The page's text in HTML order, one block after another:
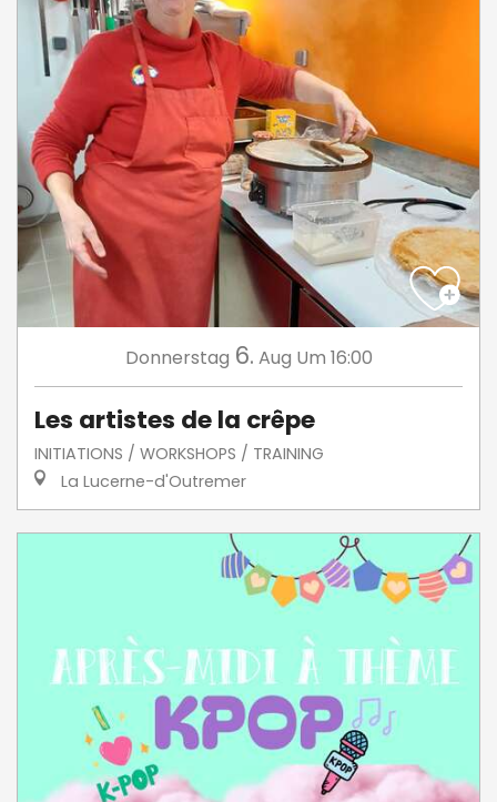
Donnerstag 6. Aug Um 16:00
Les artistes de la crêpe
INITIATIONS / WORKSHOPS / TRAINING
La Lucerne-d'Outremer